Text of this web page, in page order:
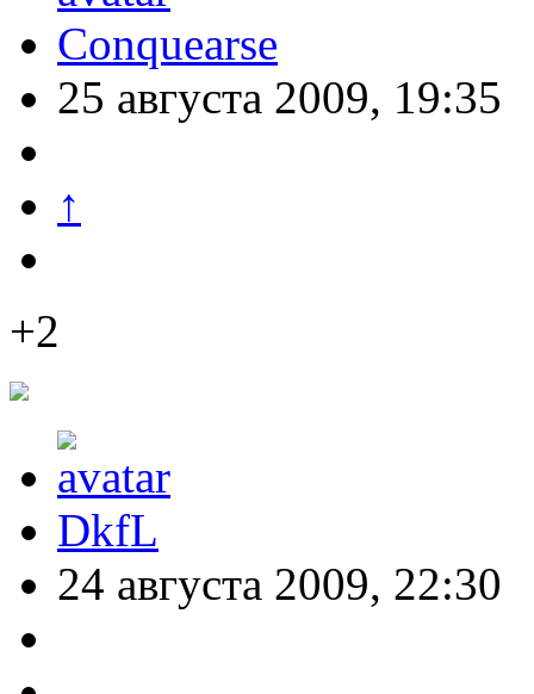
Conquearse
25 августа 2009, 19:35
↑
+2
DkfL
24 августа 2009, 22:30